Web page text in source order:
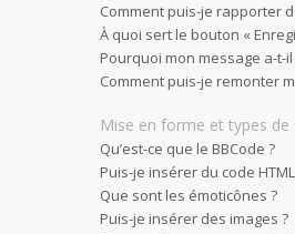
Comment puis-je rapporter
À quoi sert le bouton «
Pourquoi mon message a-t-
Comment puis-je remonter
Mise en forme et types de
Qu’est-ce que le BBCode ?
Puis-je insérer du code
Que sont les émoticônes ?
Puis-je insérer des images ?